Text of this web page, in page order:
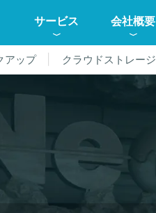
サービス 会社概要
アップ クラウドストレージ